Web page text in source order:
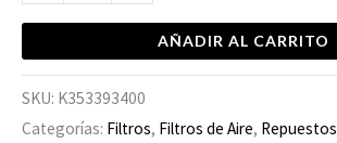
AÑADIR AL CARRITO
SKU: K353393400
Categorías: Filtros, Filtros de Aire, Repuestos